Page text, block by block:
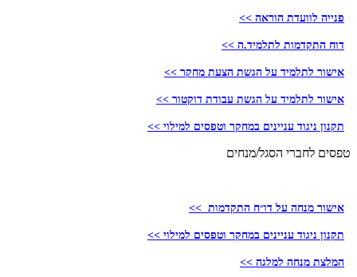
פנייה לוועדת הוראה >>
דוח התקדמות לתלמיד.ה >>
אישור לתלמיד על הגשת הצעת מחקר >>
אישור לתלמיד על הגשת עבודת דוקטור >>
תקנון ניגוד עניינים במחקר וטפסים למילוי >>
טפסים לחברי הסגל/מנחים
אישור מנחה על דו״ח התקדמות >>
תקנון ניגוד עניינים במחקר וטפסים למילוי >>
המלצת מנחה למלגה >>